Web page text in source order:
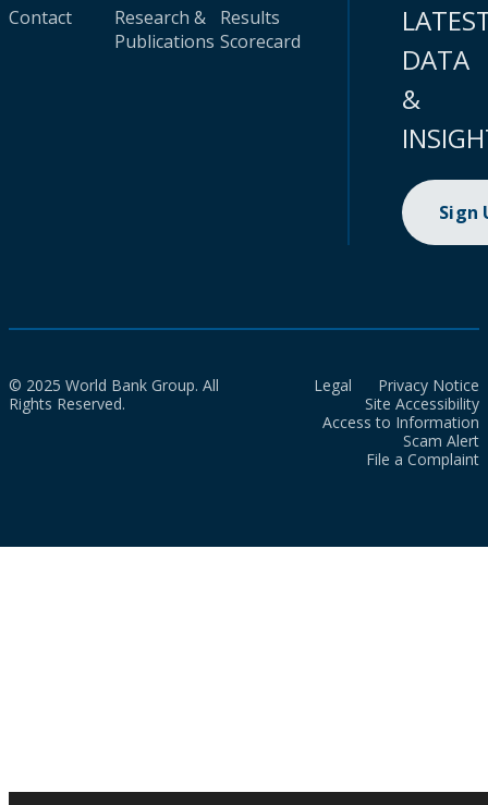
Contact
Research &
Publications
Results
Scorecard
DATA
&
Sign
© 2025 World Bank Group. All
Rights Reserved.
Legal
Privacy Notice
Site Accessibility
Access to Information
Scam Alert
File a Complaint